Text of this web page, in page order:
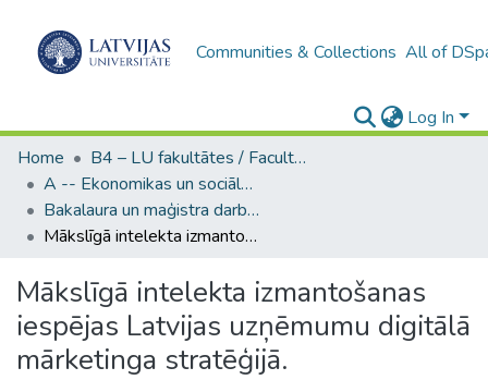
Communities & Collections All of
Log In
Home
B4 – LU fakultātes / Faculties of the UL
A -- Ekonomikas un sociālo zinātņu fakultāte / Faculty of Economics and Social Sciences
Bakalaura un maģistra darbi (ESZF) / Bachelor's and Master's theses
Mākslīgā intelekta izmantošanas iespējas Latvijas uzņēmumu digitālā mārketinga stratēģijā.
Mākslīgā intelekta izmantošanas
iespējas Latvijas uzņēmumu digitālā
mārketinga stratēģijā.